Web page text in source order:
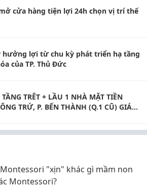
cửa hàng tiện lợi 24h chọn vị trí thế
hưởng lợi từ chu kỳ phát triển hạ tầng
của TP. Thủ Đức
TRÊT + LẦU 1 NHÀ MẶT TIỀN
TRỨ, P. BẾN THÀNH (Q.1 CŨ) GIÁ
"xịn" khác gì mầm non
Montessori?